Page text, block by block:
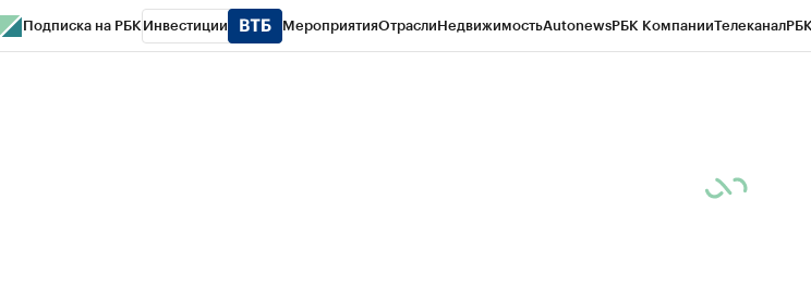
Подписка на РБК Инвестиции МероприятияОтраслиНедвижимостьAutonewsРБК КомпанииТелеканал